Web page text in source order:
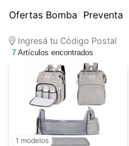
Ofertas Bomba Preventa
Ingresá tu Código Postal
7 Artículos encontrados
1 modelos